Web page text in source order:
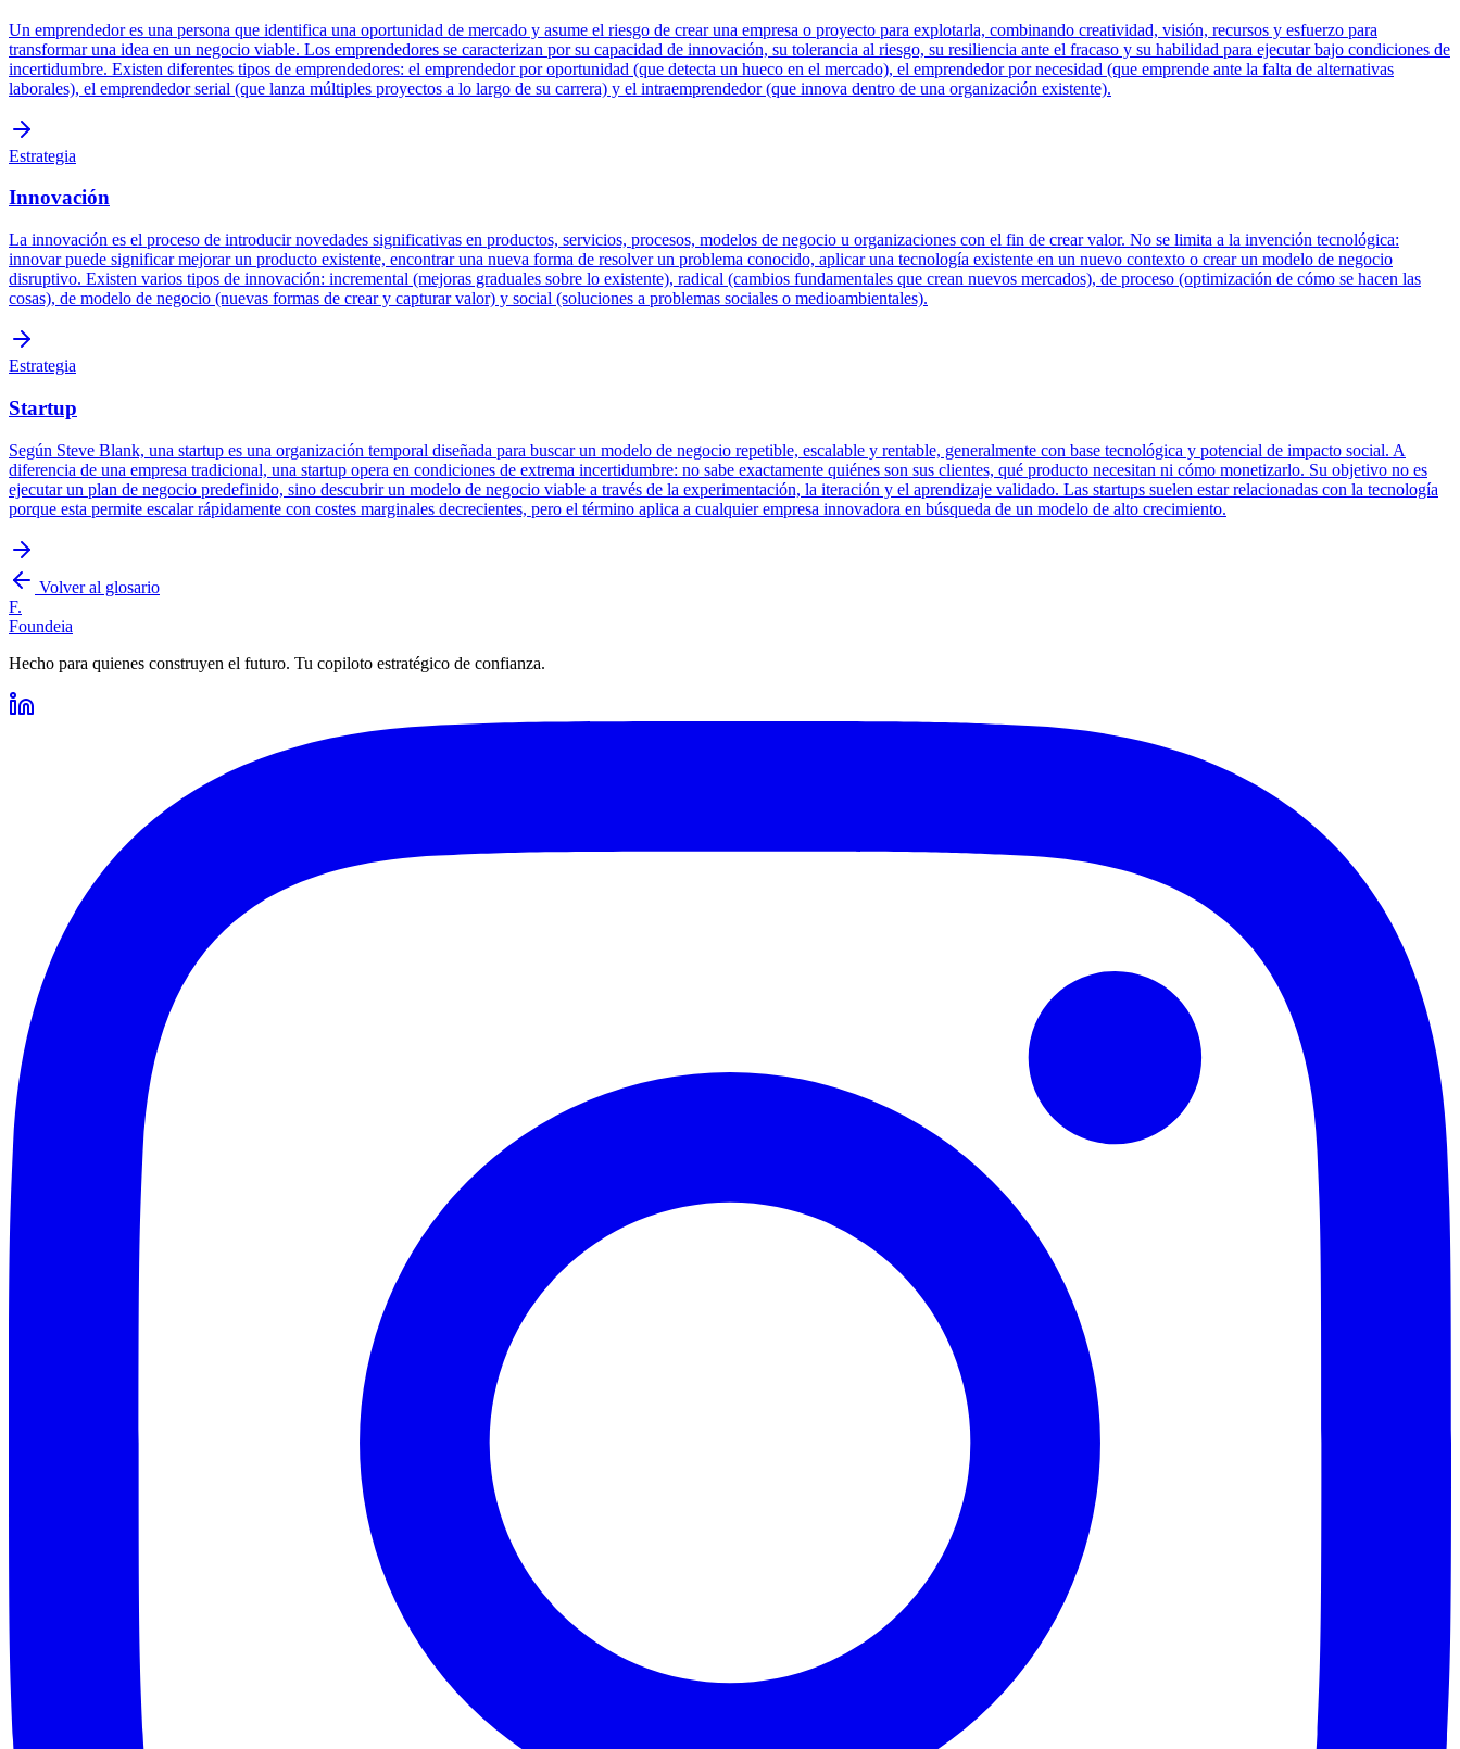
Un emprendedor es una persona que identifica una oportunidad de mercado y asume el riesgo de crear una empresa o proyecto para explotarla, combinando creatividad, visión, recursos y esfuerzo para
transformar una idea en un negocio viable. Los emprendedores se caracterizan por su capacidad de innovación, su tolerancia al riesgo, su resiliencia ante el fracaso y su habilidad para ejecutar bajo condiciones de
incertidumbre. Existen diferentes tipos de emprendedores: el emprendedor por oportunidad (que detecta un hueco en el mercado), el emprendedor por necesidad (que emprende ante la falta de alternativas
laborales), el emprendedor serial (que lanza múltiples proyectos a lo largo de su carrera) y el intraemprendedor (que innova dentro de una organización existente).
Estrategia
Innovación
La innovación es el proceso de introducir novedades significativas en productos, servicios, procesos, modelos de negocio u organizaciones con el fin de crear valor. No se limita a la invención tecnológica:
innovar puede significar mejorar un producto existente, encontrar una nueva forma de resolver un problema conocido, aplicar una tecnología existente en un nuevo contexto o crear un modelo de negocio
disruptivo. Existen varios tipos de innovación: incremental (mejoras graduales sobre lo existente), radical (cambios fundamentales que crean nuevos mercados), de proceso (optimización de cómo se hacen las
cosas), de modelo de negocio (nuevas formas de crear y capturar valor) y social (soluciones a problemas sociales o medioambientales).
Estrategia
Startup
Según Steve Blank, una startup es una organización temporal diseñada para buscar un modelo de negocio repetible, escalable y rentable, generalmente con base tecnológica y potencial de impacto social. A
diferencia de una empresa tradicional, una startup opera en condiciones de extrema incertidumbre: no sabe exactamente quiénes son sus clientes, qué producto necesitan ni cómo monetizarlo. Su objetivo no es
ejecutar un plan de negocio predefinido, sino descubrir un modelo de negocio viable a través de la experimentación, la iteración y el aprendizaje validado. Las startups suelen estar relacionadas con la tecnología
porque esta permite escalar rápidamente con costes marginales decrecientes, pero el término aplica a cualquier empresa innovadora en búsqueda de un modelo de alto crecimiento.
Volver al glosario
F.
Foundeia
Hecho para quienes construyen el futuro. Tu copiloto estratégico de confianza.